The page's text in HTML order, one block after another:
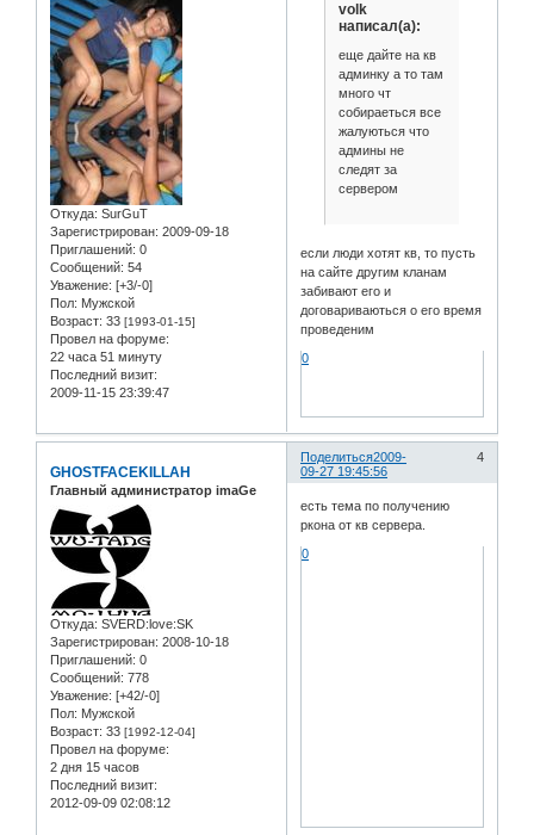
Откуда: SurGuT
Зарегистрирован: 2009-09-18
Приглашений: 0
Сообщений: 54
Уважение: [+3/-0]
Пол: Мужской
Возраст: 33 [1993-01-15]
Провел на форуме:
22 часа 51 минуту
Последний визит:
2009-11-15 23:39:47
volk
написал(а):
еще дайте на кв
админку а то там
много чт
собираеться все
жалуються что
админы не
следят за
сервером
если люди хотят кв, то пусть
на сайте другим кланам
забивают его и
договариваються о его время
проведеним
0
Поделиться 4
2009-
09-27 19:45:56
GHOSTFACEKILLAH
Главный администратор imaGe
Откуда: SVERD:love:SK
Зарегистрирован: 2008-10-18
Приглашений: 0
Сообщений: 778
Уважение: [+42/-0]
Пол: Мужской
Возраст: 33 [1992-12-04]
Провел на форуме:
2 дня 15 часов
Последний визит:
2012-09-09 02:08:12
есть тема по получению
ркона от кв сервера.
0